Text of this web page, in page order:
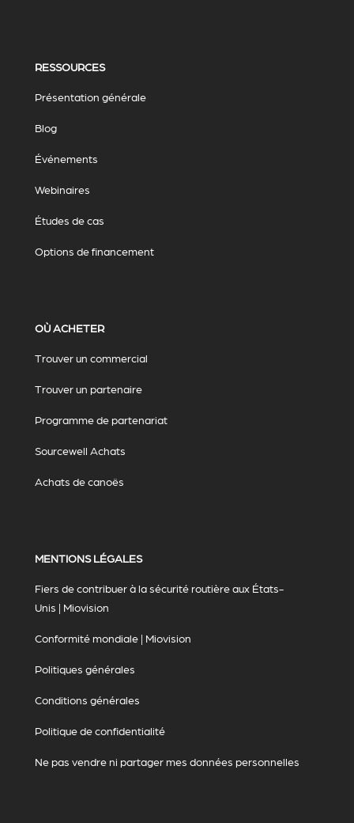
RESSOURCES
Présentation générale
Blog
Événements
Webinaires
Études de cas
Options de financement
OÙ ACHETER
Trouver un commercial
Trouver un partenaire
Programme de partenariat
Sourcewell Achats
Achats de canoës
MENTIONS LÉGALES
Fiers de contribuer à la sécurité routière aux États-
Unis | Miovision
Conformité mondiale | Miovision
Politiques générales
Conditions générales
Politique de confidentialité
Ne pas vendre ni partager mes données personnelles